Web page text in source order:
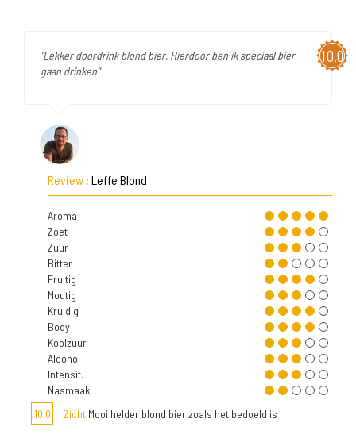
10,0
"Lekker doordrink blond bier. Hierdoor ben ik speciaal bier
gaan drinken"
Review : Leffe Blond
Aroma
Zoet
Zuur
Bitter
Fruitig
Moutig
Kruidig
Body
Koolzuur
Alcohol
Intensit.
Nasmaak
10,0
Zicht Mooi helder blond bier zoals het bedoeld is